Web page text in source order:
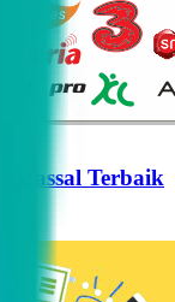
Massal Terbaik